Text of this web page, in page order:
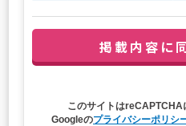
連絡先：
（1）お問い合わせ対応（本
このサイトはreCAPTCHA
Googleのプライバシーポリシ